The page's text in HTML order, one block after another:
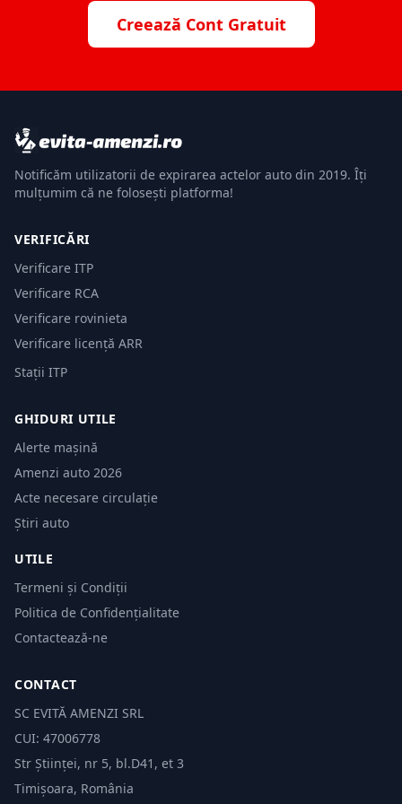
Creează Cont Gratuit
Notificăm utilizatorii de expirarea actelor auto din 2019. Îți
mulțumim că ne folosești platforma!
VERIFICĂRI
Verificare ITP
Verificare RCA
Verificare rovinieta
Verificare licență ARR
Stații ITP
GHIDURI UTILE
Alerte mașină
Amenzi auto 2026
Acte necesare circulație
Știri auto
UTILE
Termeni și Condiții
Politica de Confidențialitate
Contactează-ne
CONTACT
SC EVITĂ AMENZI SRL
CUI: 47006778
Str Științei, nr 5, bl.D41, et 3
Timișoara, România